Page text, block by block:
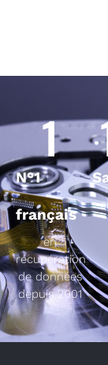
N°1
français
1
en
récupération
de données
depuis 2001